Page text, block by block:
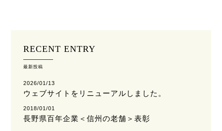
RECENT ENTRY
最新投稿
2026/01/13
ウェブサイトをリニューアルしました。
2018/01/01
長野県百年企業＜信州の老舗＞表彰